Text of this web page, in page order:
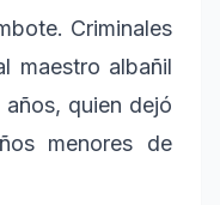
Criminales
maestro albañil
quien dejó
menores de